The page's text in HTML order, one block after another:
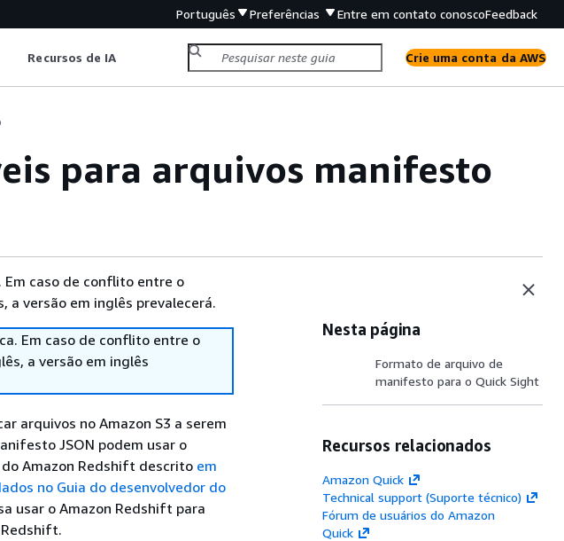
Português Preferências Entre em contato conoscoFeedback
Recursos de IA Crie uma conta da AWS
para arquivos manifesto
caso de conflito entre o
a versão em inglês prevalecerá.
Em caso de conflito entre o
a versão em inglês
arquivos no Amazon S3 a serem
JSON podem usar o
Amazon Redshift descrito em
no Guia do desenvolvedor do
usar o Amazon Redshift para
Nesta página
Formato de arquivo de
manifesto para o Quick Sight
Recursos relacionados
Amazon Quick
Technical support (Suporte técnico)
Fórum de usuários do Amazon
Quick